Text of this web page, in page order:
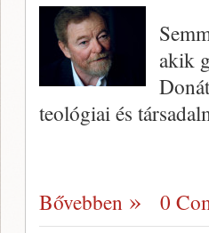
akik
teológiai és
Bővebben 0